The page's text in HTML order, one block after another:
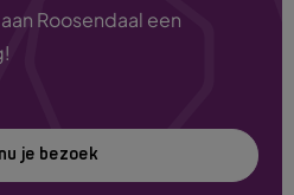
Roosendaal een
je bezoek